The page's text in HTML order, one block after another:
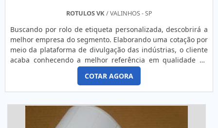
ROTULOS VK/ VALINHOS - SP
Buscando por rolo de etiqueta personalizada, descobrirá a
melhor empresa do segmento. Elaborando uma cotação por
meio da plataforma de divulgação das indústrias, o cliente
acaba conhecendo a melhor referência em qualidade do
mercado.DETALHES SOBRE O FUNCIONAMENTO DO
PRODUTOO rolo de etiqueta personalizada é utilizado em
embalagens de uma infinidade de produtos. Ele poderá
COTAR AGORA